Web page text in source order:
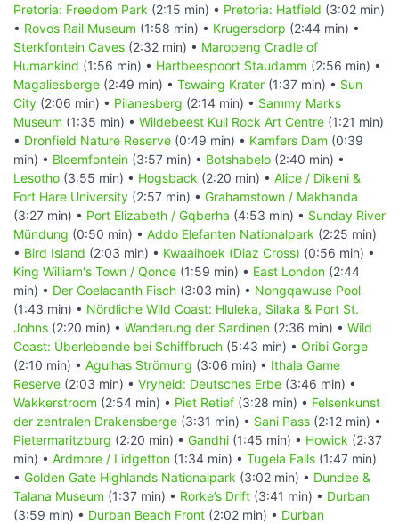
Pretoria: Freedom Park (2:15 min) • Pretoria: Hatfield (3:02 min)
• Rovos Rail Museum (1:58 min) • Krugersdorp (2:44 min) •
Sterkfontein Caves (2:32 min) • Maropeng Cradle of
Humankind (1:56 min) • Hartbeespoort Staudamm (2:56 min) •
Magaliesberge (2:49 min) • Tswaing Krater (1:37 min) • Sun
City (2:06 min) • Pilanesberg (2:14 min) • Sammy Marks
Museum (1:35 min) • Wildebeest Kuil Rock Art Centre (1:21 min)
• Dronfield Nature Reserve (0:49 min) • Kamfers Dam (0:39
min) • Bloemfontein (3:57 min) • Botshabelo (2:40 min) •
Lesotho (3:55 min) • Hogsback (2:20 min) • Alice / Dikeni &
Fort Hare University (2:57 min) • Grahamstown / Makhanda
(3:27 min) • Port Elizabeth / Gqberha (4:53 min) • Sunday River
Mündung (0:50 min) • Addo Elefanten Nationalpark (2:25 min)
• Bird Island (2:03 min) • Kwaaihoek (Diaz Cross) (0:56 min) •
King William's Town / Qonce (1:59 min) • East London (2:44
min) • Der Coelacanth Fisch (3:03 min) • Nongqawuse Pool
(1:43 min) • Nördliche Wild Coast: Hluleka, Silaka & Port St.
Johns (2:20 min) • Wanderung der Sardinen (2:36 min) • Wild
Coast: Überlebende bei Schiffbruch (5:43 min) • Oribi Gorge
(2:10 min) • Agulhas Strömung (3:06 min) • Ithala Game
Reserve (2:03 min) • Vryheid: Deutsches Erbe (3:46 min) •
Wakkerstroom (2:54 min) • Piet Retief (3:28 min) • Felsenkunst
der zentralen Drakensberge (3:31 min) • Sani Pass (2:12 min) •
Pietermaritzburg (2:20 min) • Gandhi (1:45 min) • Howick (2:37
min) • Ardmore / Lidgetton (1:34 min) • Tugela Falls (1:47 min)
• Golden Gate Highlands Nationalpark (3:02 min) • Dundee &
Talana Museum (1:37 min) • Rorke’s Drift (3:41 min) • Durban
(3:59 min) • Durban Beach Front (2:02 min) • Durban